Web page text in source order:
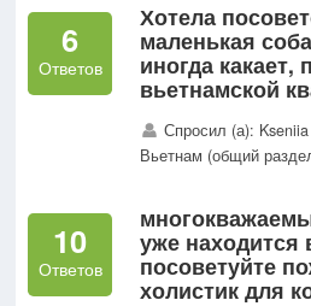
6
Ответов
Хотела
маленькая
иногда какает,
вьетнамской
принципе они
Спросил (а):
Вьетнам (общий
10
Ответов
уже находится
посоветуйте
холистик для